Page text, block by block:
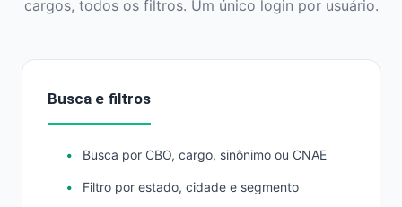
cargos, todos os filtros. Um único login por usuário.
Busca e filtros
Busca por CBO, cargo, sinônimo ou CNAE
Filtro por estado, cidade e segmento